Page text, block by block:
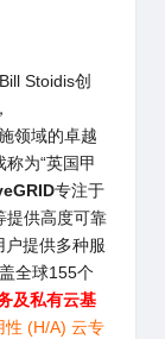
Stoidis创
领域的卓越
为“英国甲
专注于
提供高度可靠
户提供多种服
全球155个
及私有云基
性 (H/A) 云专